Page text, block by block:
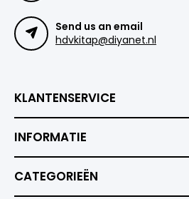
Send us an email
hdvkitap@diyanet.nl
KLANTENSERVICE
INFORMATIE
CATEGORIEËN